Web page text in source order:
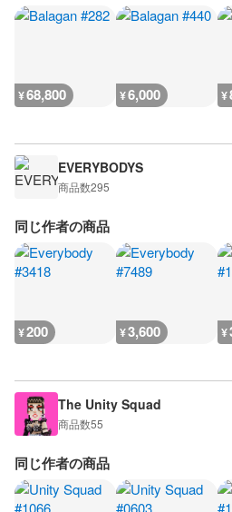
¥68,800 ¥6,000 ¥
EVERYBODYS
商品数295
同じ作者の商品
¥200 ¥3,600 ¥
The Unity Squad
商品数55
同じ作者の商品